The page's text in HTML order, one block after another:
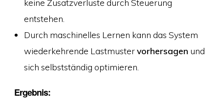
keine Zusatzverluste durch Steuerung
entstehen.
Durch maschinelles Lernen kann das System
wiederkehrende Lastmustervorhersagen und
sich selbstständig optimieren.
Ergebnis: